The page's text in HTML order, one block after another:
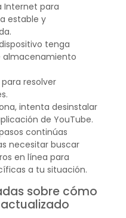
Internet para
estable y
tenga
almacenamiento
resolver
intenta desinstalar
de YouTube.
continúas
necesitar buscar
en línea para
a tu situación.
sobre cómo